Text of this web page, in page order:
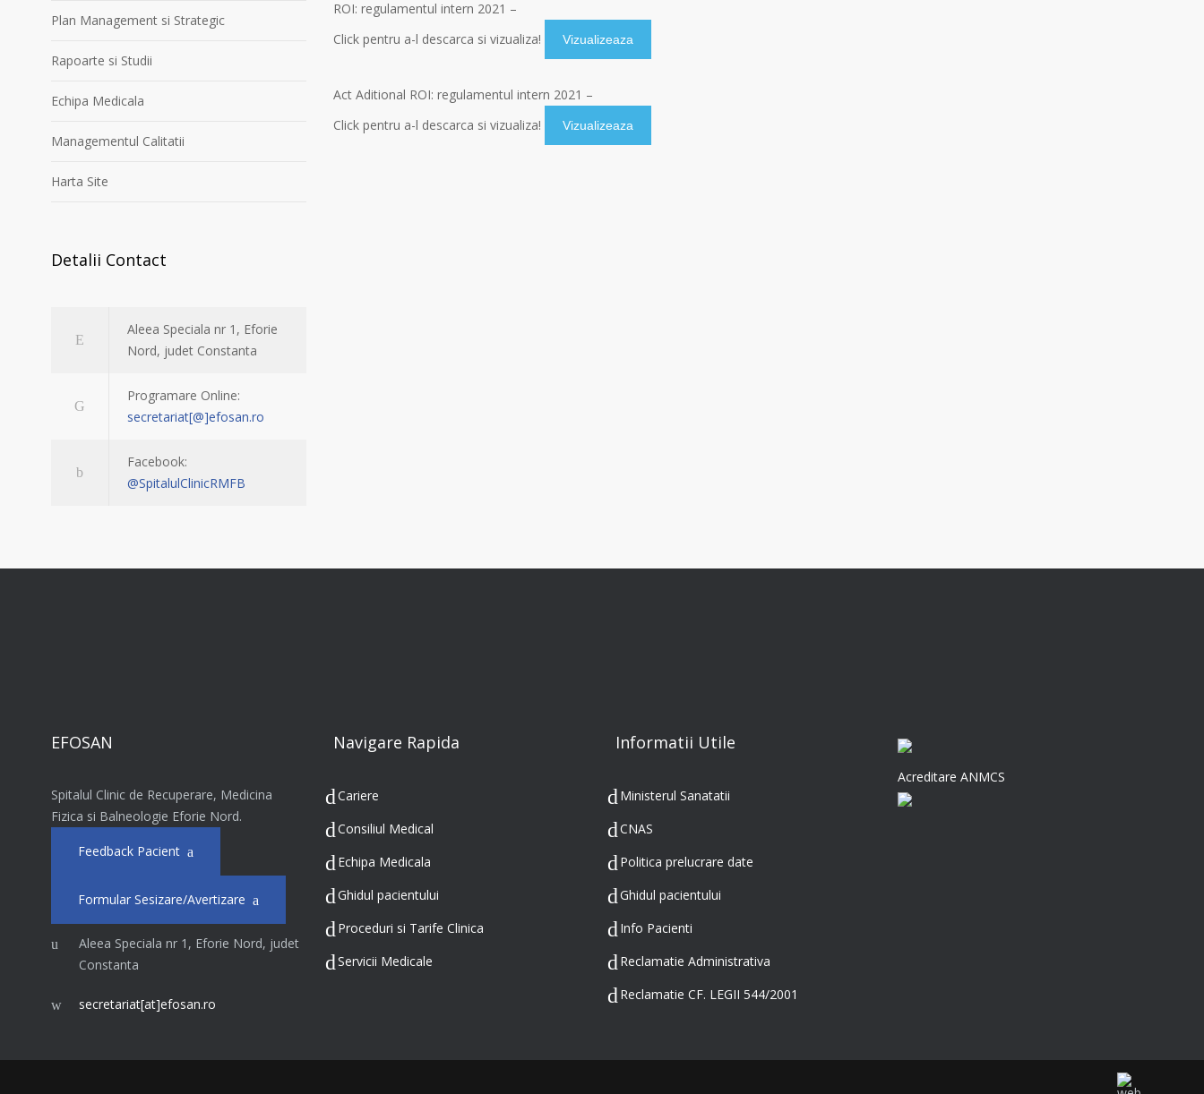
Plan Management si Strategic
Rapoarte si Studii
Echipa Medicala
Managementul Calitatii
Harta Site
Detalii Contact
Aleea Speciala nr 1, Eforie
Nord, judet Constanta
Programare Online:
secretariat[@]efosan.ro
Facebook:
@SpitalulClinicRMFB
ROI: regulamentul intern 2021 –
Click pentru a-l descarca si vizualiza!
Vizualizeaza
Act Aditional ROI: regulamentul intern 2021 –
Click pentru a-l descarca si vizualiza!
Vizualizeaza
EFOSAN
Spitalul Clinic de Recuperare, Medicina
Fizica si Balneologie Eforie Nord.
Feedback Pacient
Formular Sesizare/Avertizare
Aleea Speciala nr 1, Eforie Nord, judet
Constanta
secretariat[at]efosan.ro
Navigare Rapida
Cariere
Consiliul Medical
Echipa Medicala
Ghidul pacientului
Proceduri si Tarife Clinica
Servicii Medicale
Informatii Utile
Ministerul Sanatatii
CNAS
Politica prelucrare date
Ghidul pacientului
Info Pacienti
Reclamatie Administrativa
Reclamatie CF. LEGII 544/2001
Acreditare ANMCS